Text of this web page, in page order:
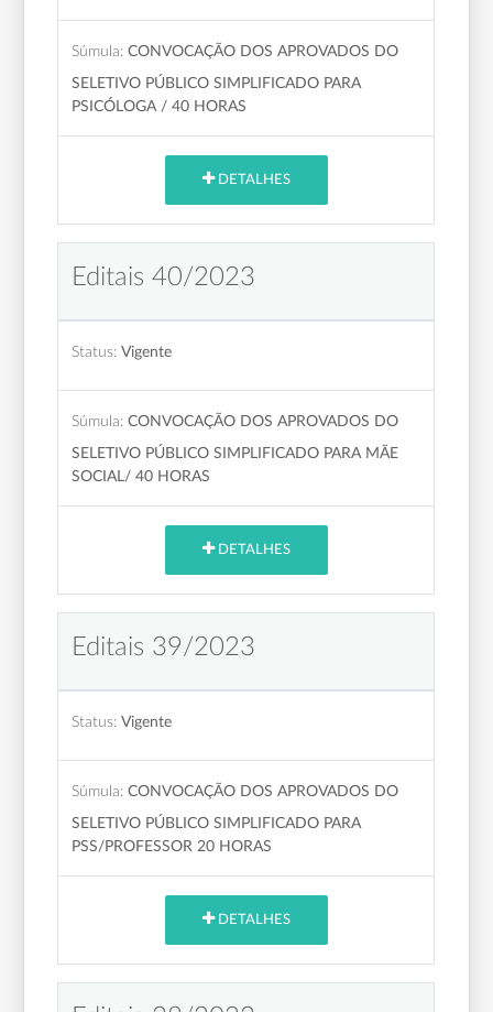
Súmula: CONVOCAÇÃO DOS APROVADOS DO
SELETIVO PÚBLICO SIMPLIFICADO PARA
PSICÓLOGA / 40 HORAS
DETALHES
Editais 40/2023
Status: Vigente
Súmula: CONVOCAÇÃO DOS APROVADOS DO
SELETIVO PÚBLICO SIMPLIFICADO PARA MÃE
SOCIAL/ 40 HORAS
DETALHES
Editais 39/2023
Status: Vigente
Súmula: CONVOCAÇÃO DOS APROVADOS DO
SELETIVO PÚBLICO SIMPLIFICADO PARA
PSS/PROFESSOR 20 HORAS
DETALHES